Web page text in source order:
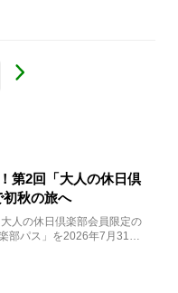
第2回「大人の休日倶
秋の旅へ
人の休日倶楽部会員限定の
部パス」を2026年7月31日